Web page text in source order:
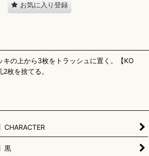
お気に入り登録
キの上から3枚をトラッシュに置く。【KO
枚を捨てる。
CHARACTER
黒